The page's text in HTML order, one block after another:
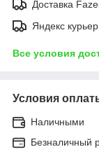
Доставка
Яндекс
Все условия
Условия
Наличными
Безналичный